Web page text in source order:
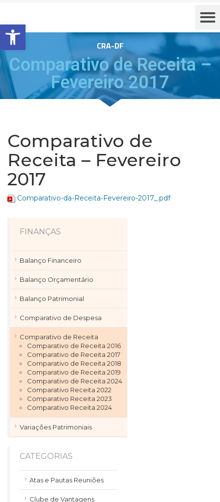
Barra de Ferramentas Aberta
CRA-DF
Comparativo de Receita –
Fevereiro 2017
Comparativo de
Receita – Fevereiro
2017
Comparativo-da-Receita-Fevereiro-2017_.pdf
FINANÇAS
Balanço Financeiro
Balanço Orçamentário
Balanço Patrimonial
Comparativo de Despesa
Comparativo de Receita
Comparativo de Receita 2016
Comparativo de Receita 2017
Comparativo de Receita 2018
Comparativo de Receita 2019
Comparativo de Receita 2024
Comparativo Receita 2022
Comparativo Receita 2023
Comparativo Receita 2024
Variações Patrimoniais
CATEGORIAS
Atas e Pautas Reuniões
Clube de Vantagens